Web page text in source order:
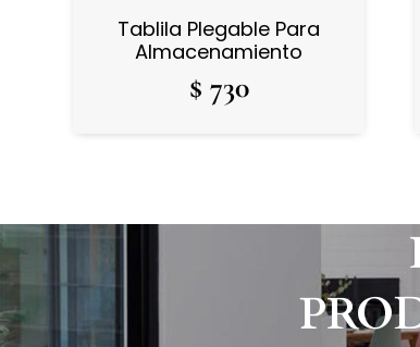
Tablila Plegable Para
Almacenamiento
$ 730